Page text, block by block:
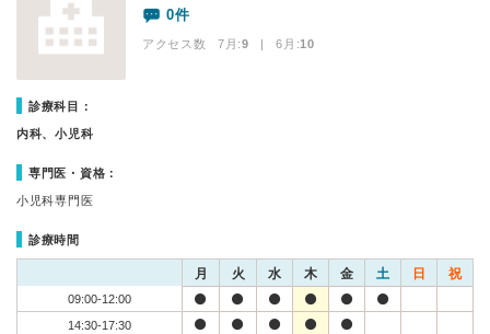
0件
アクセス数 7月:9 | 6月:10
診療科目：
内科、小児科
専門医・資格：
小児科専門医
診療時間
月 火 水 木 金 土 日 祝
09:00-12:00
14:30-17:30